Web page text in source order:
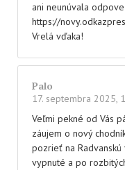
ani neunúvala
https://
Vrelá vďaka!
Palo
17. septembra 2025,
Veľmi pekné od Vás
záujem o nový
pozrieť na Radvanskú
vypnuté a po